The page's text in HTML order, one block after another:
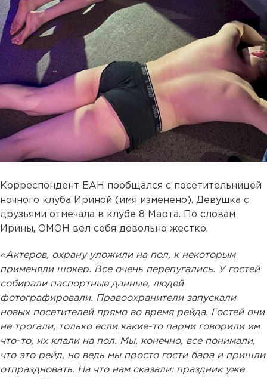
Корреспондент ЕАН пообщался с посетительницей
ночного клуба Ириной (имя изменено). Девушка с
друзьями отмечала в клубе 8 Марта. По словам
Ирины, ОМОН вел себя довольно жестко.
«Актеров, охрану уложили на пол, к некоторым
применяли шокер. Все очень перепугались. У гостей
собирали паспортные данные, людей
фотографировали. Правоохранители запускали
новых посетителей прямо во время рейда. Гостей они
не трогали, только если какие-то парни говорили им
что-то, их клали на пол. Мы, конечно, все понимали,
что это рейд, но ведь мы просто гости бара и пришли
отпраздновать. На что нам сказали: праздник уже